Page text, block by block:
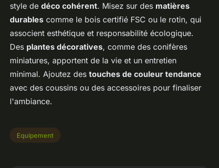
style de déco cohérent. Misez sur des matières
durables comme le bois certifié FSC ou le rotin, qui
associent esthétique et responsabilité écologique.
Des plantes décoratives, comme des conifères
miniatures, apportent de la vie et un entretien
minimal. Ajoutez des touches de couleur tendance
avec des coussins ou des accessoires pour finaliser
l'ambiance.
Equipement